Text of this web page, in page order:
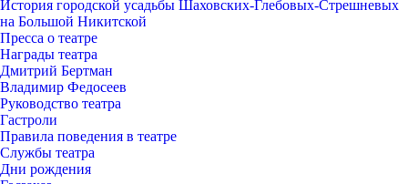
История городской усадьбы Шаховских-Глебовых-Стрешневых
на Большой Никитской
Пресса о театре
Награды театра
Дмитрий Бертман
Владимир Федосеев
Руководство театра
Гастроли
Правила поведения в театре
Службы театра
Дни рождения